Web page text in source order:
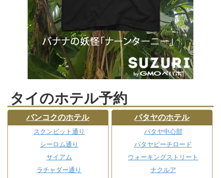
タイのホテル予約
バンコクのホテル
スクンビット通り
シーロム通り
サイアム
ラチャダー通り
パタヤのホテル
パタヤ中心部
パタヤビーチロード
ウォーキングストリート
ナクルア